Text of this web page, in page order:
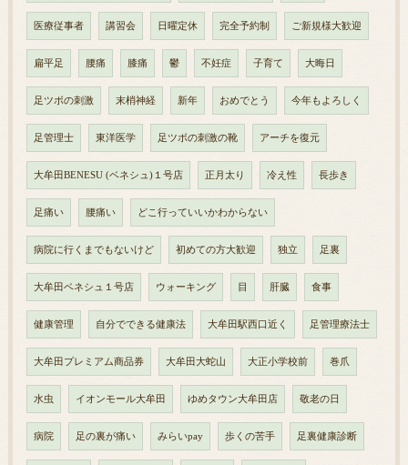
医療従事者 講習会 日曜定休 完全予約制 ご新規様大歓迎
扁平足 腰痛 膝痛 鬱 不妊症 子育て 大晦日
足ツボの刺激 末梢神経 新年 おめでとう 今年もよろしく
足管理士 東洋医学 足ツボの刺激の靴 アーチを復元
大牟田BENESU (ベネシュ)１号店 正月太り 冷え性 長歩き
足痛い 腰痛い どこ行っていいかわからない
病院に行くまでもないけど 初めての方大歓迎 独立 足裏
大牟田ベネシュ１号店 ウォーキング 目 肝臓 食事
健康管理 自分でできる健康法 大牟田駅西口近く 足管理療法士
大牟田プレミアム商品券 大牟田大蛇山 大正小学校前 巻爪
水虫 イオンモール大牟田 ゆめタウン大牟田店 敬老の日
病院 足の裏が痛い みらいpay 歩くの苦手 足裏健康診断